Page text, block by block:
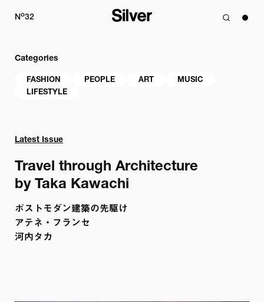
No32
Categories
FASHION PEOPLE ART
MUSIC
LIFESTYLE
Latest Issue
Travel through Architecture
by Taka Kawachi
ポストモダン建築の先駆け
アテネ・フランセ
河内タカ